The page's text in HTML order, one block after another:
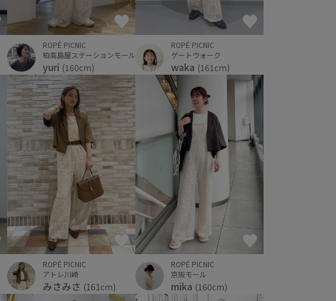
ROPÉ PICNIC
柏高島屋ステーションモール
yuri (160cm)
ROPÉ PICNIC
ゲートウォーク
waka (161cm)
ROPÉ PICNIC
アトレ川崎
みさみさ (161cm)
ROPÉ PICNIC
京阪モール
mika (160cm)